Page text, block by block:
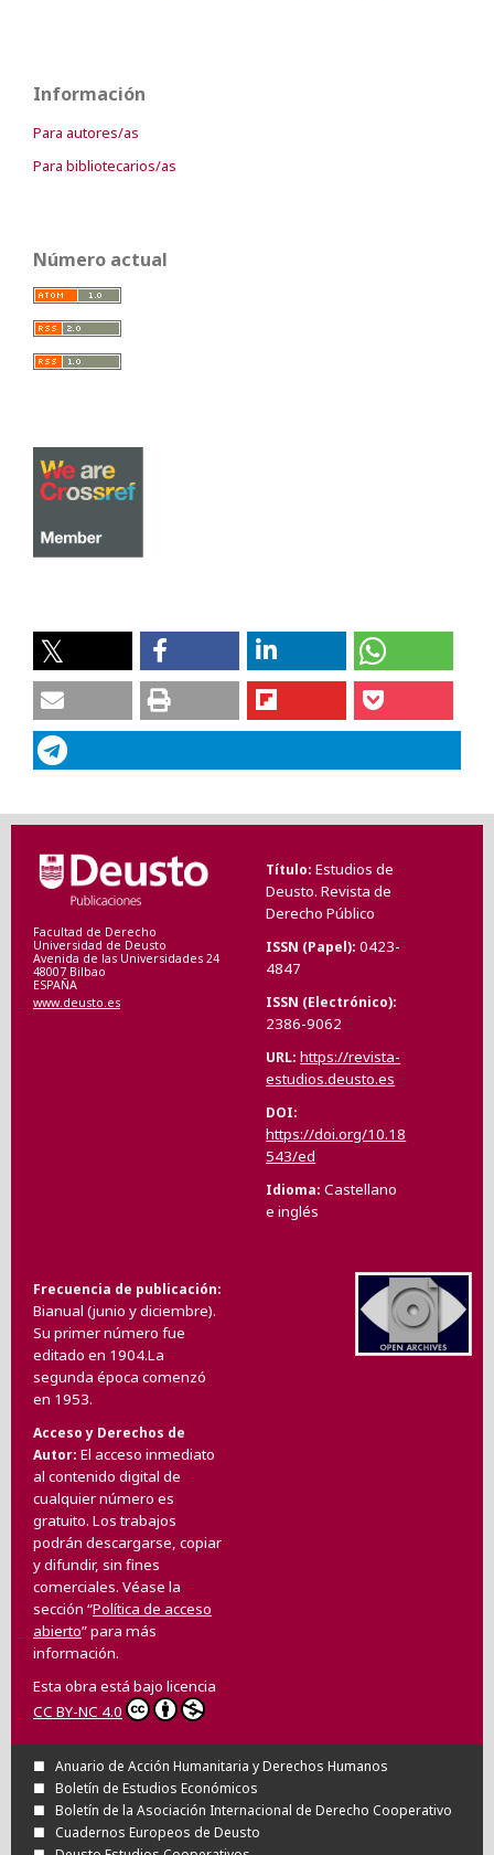
Información
Para autores/as
Para bibliotecarios/as
Número actual
Facultad de Derecho
Universidad de Deusto
Avenida de las Universidades 24
48007 Bilbao
ESPAÑA
www.deusto.es
Título Estudios de
Deusto. Revista de
Derecho Público
ISSN (Papel) 0423-
4847
ISSN (Electrónico)
2386-9062
URL https://revista-
estudios.deusto.es
DOI
https://doi.org/10.18
543/ed
Idioma Castellano
e inglés
Frecuencia de publicación
Bianual (junio y diciembre).
Su primer número fue
editado en 1904.La
segunda época comenzó
en 1953.
Acceso y Derechos de
Autor El acceso inmediato
al contenido digital de
cualquier número es
gratuito. Los trabajos
podrán descargarse, copiar
y difundir, sin fines
comerciales. Véase la
sección “Política de acceso
abierto” para más
información.
Esta obra está bajo licencia
CC BY-NC 4.0
Anuario de Acción Humanitaria y Derechos Humanos
Boletín de Estudios Económicos
Boletín de la Asociación Internacional de Derecho Cooperativo
Cuadernos Europeos de Deusto